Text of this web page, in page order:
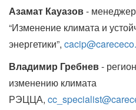
Азамат Кауазов-
“Изменение климата и
энергетики”,
Владимир Гребнев-
изменению климата
РЭЦЦА,